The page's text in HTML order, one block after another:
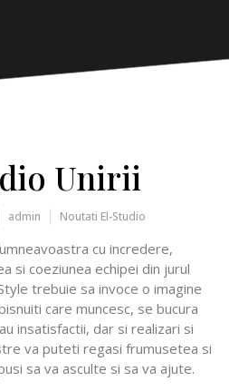
Unirii
admin Noutati El-Studio
cu incredere,
si coeziunea echipei din jurul
trebuie sa invoce o imagine
care muncesc, se bucura
insatisfactii, dar si realizari si
va puteti regasi frumusetea si
sa va asculte si sa va ajute.